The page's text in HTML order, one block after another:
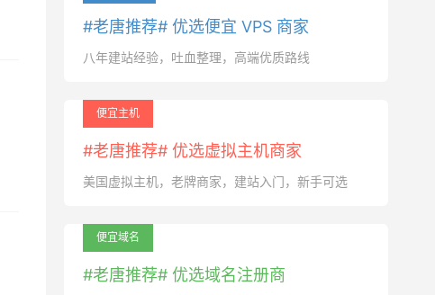
#老唐推荐# 优选便宜 VPS 商家
八年建站经验，吐血整理，高端优质路线
便宜主机
#老唐推荐# 优选虚拟主机商家
美国虚拟主机，老牌商家，建站入门，新手可选
便宜域名
#老唐推荐# 优选域名注册商